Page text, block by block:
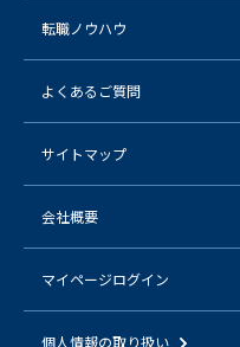
転職ノウハウ
よくあるご質問
サイトマップ
会社概要
マイページログイン
個人情報の取り扱い